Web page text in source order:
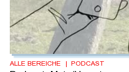
ALLE BEREICHE PODCAST